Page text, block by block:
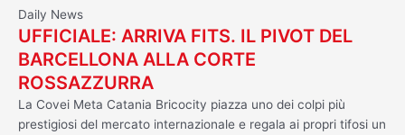
Daily News
UFFICIALE: ARRIVA FITS. IL PIVOT DEL
BARCELLONA ALLA CORTE
ROSSAZZURRA
La Covei Meta Catania Bricocity piazza uno dei colpi più
prestigiosi del mercato internazionale e regala ai propri tifosi un